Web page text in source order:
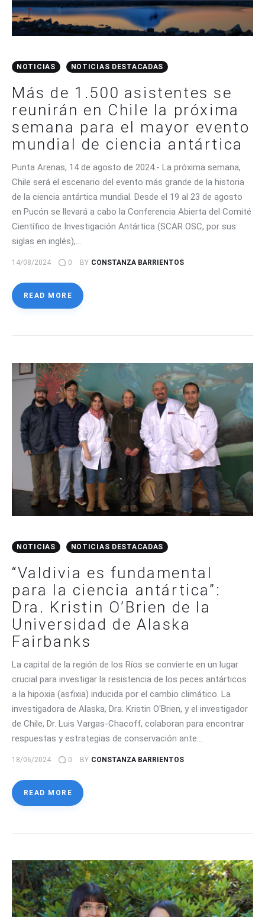
NOTICIAS NOTICIAS DESTACADAS
Más de 1.500 asistentes se
reunirán en Chile la próxima
semana para el mayor evento
mundial de ciencia antártica
Punta Arenas, 14 de agosto de 2024.- La próxima semana,
Chile será el escenario del evento más grande de la historia
de la ciencia antártica mundial. Desde el 19 al 23 de agosto
en Pucón se llevará a cabo la Conferencia Abierta del Comité
Científico de Investigación Antártica (SCAR OSC, por sus
siglas en inglés),…
14/08/2024 0 BY CONSTANZA BARRIENTOS
READ MORE
NOTICIAS NOTICIAS DESTACADAS
“Valdivia es fundamental
para la ciencia antártica”:
Dra. Kristin O’Brien de la
Universidad de Alaska
Fairbanks
La capital de la región de los Ríos se convierte en un lugar
crucial para investigar la resistencia de los peces antárticos
a la hipoxia (asfixia) inducida por el cambio climático. La
investigadora de Alaska, Dra. Kristin O'Brien, y el investigador
de Chile, Dr. Luis Vargas-Chacoff, colaboran para encontrar
respuestas y estrategias de conservación ante…
18/06/2024 0 BY CONSTANZA BARRIENTOS
READ MORE